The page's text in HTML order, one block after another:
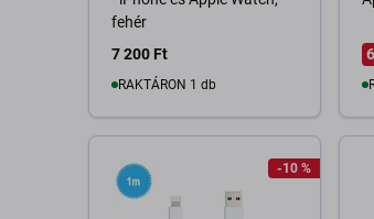
fehér
7 200 Ft
RAKTÁRON 1 db
-10 %